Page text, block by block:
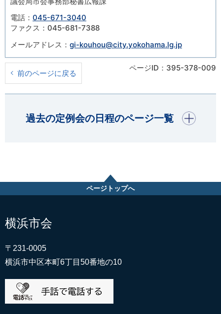
電話： 045-671-3040
ファクス：045-681-7388
メールアドレス： gi-kouhou@city.yokohama.lg.jp
前のページに戻る
ページID：395-378-009
過去の定例会の日程のページ一覧
開く
ページトップへ
横浜市会
〒231-0005
横浜市中区本町6丁目50番地の10